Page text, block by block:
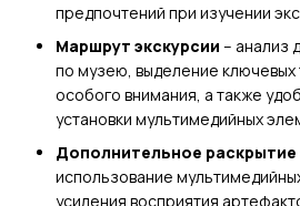
предпочтений при изучении
Маршрут экскурсии – анализ
по музею, выделение
особого внимания, а также
установки мультимедийных
Дополнительное раскрытие
использование
усиления восприятия